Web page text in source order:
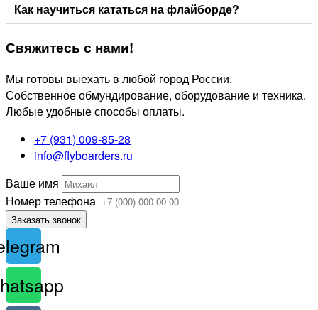
Как научиться кататься на флайборде?
Свяжитесь с нами!
Мы готовы выехать в любой город России.
Собственное обмундирование, оборудование и техника.
Любые удобные способы оплаты.
+7 (931) 009-85-28
info@flyboarders.ru
Ваше имя
Номер телефона
Заказать звонок